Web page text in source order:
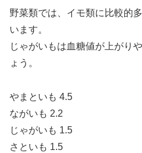
野菜類では、イモ類に比較的
います。
じゃがいもは血糖値が上がり
ょう。
やまといも 4.5
ながいも 2.2
じゃがいも 1.5
さといも 1.5